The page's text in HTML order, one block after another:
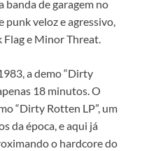
banda de garagem no
punk veloz e agressivo,
Flag e Minor Threat.
a demo “Dirty
18 minutos. O
“Dirty Rotten LP”, um
da época, e aqui já
o hardcore do